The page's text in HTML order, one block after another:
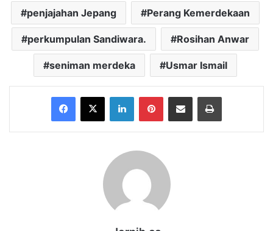
penjajahan Jepang Perang Kemerdekaan
perkumpulan Sandiwara. Rosihan Anwar
seniman merdeka Usmar Ismail
Facebook
X LinkedInPinterestShare via Email Print